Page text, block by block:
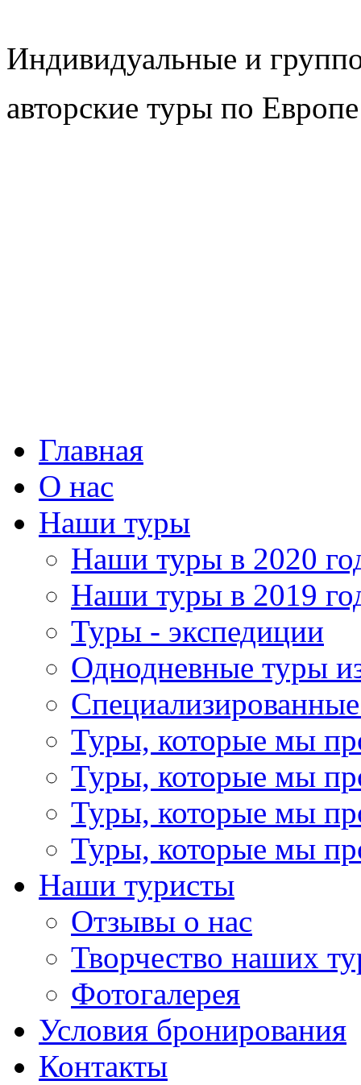
Индивидуальные и
авторские туры по
Главная
О нас
Наши туры
Наши туры в 2020
Наши туры в 2019
Туры - экспедиции
Однодневные туры
Туры, которые мы
Туры, которые мы
Туры, которые мы
Туры, которые мы
Наши туристы
Отзывы о нас
Творчество наших
Фотогалерея
Условия бронирования
Контакты